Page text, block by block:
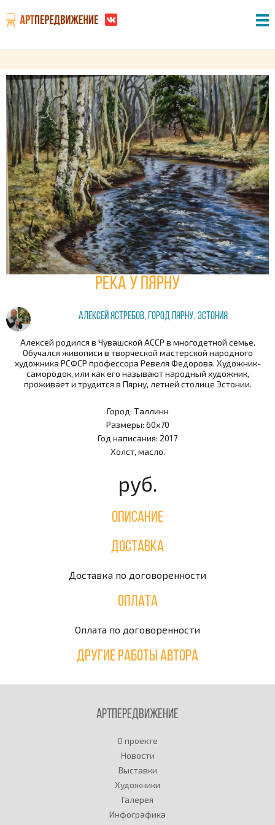
Река у Пярну
Алексей Ястребов, город Пярну, Эстония
Алексей родился в Чувашской АССР в многодетной семье.
Обучался живописи в творческой мастерской народного
художника РСФСР профессора Ревеля Федорова. Художник-
самородок, или как его называют народный художник,
проживает и трудится в Пярну, летней столице Эстонии.
Город: Таллинн
Размеры: 60х70
Год написания: 2017
Холст, масло.
руб.
Описание
Доставка
Доставка по договоренности
Оплата
Оплата по договоренности
Другие работы автора
Артпередвижение
О проекте
Новости
Выставки
Художники
Галерея
Инфографика